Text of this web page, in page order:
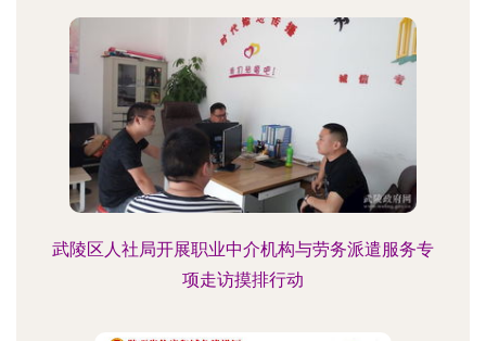
武陵区人社局开展职业中介机构与劳务派遣服务专
项走访摸排行动